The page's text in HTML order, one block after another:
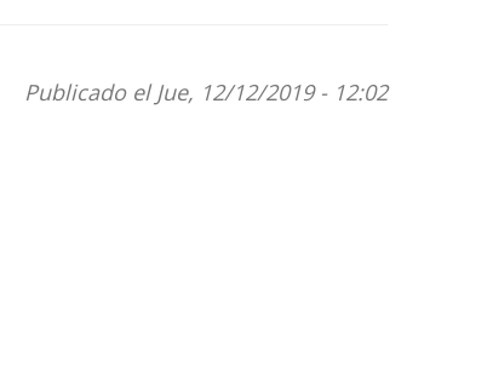
Publicado el Jue, 12/12/2019 - 12:02